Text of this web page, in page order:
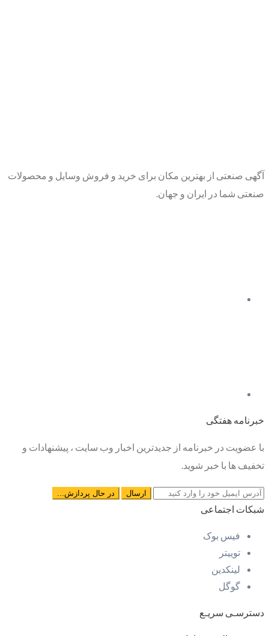
آگهی صنعتی از بهترین مکان برای خرید و فروش وسایل و محصولات
صنعتی شما در ایران و جهان.
خبرنامه هفتگی
با عضویت در خبرنامه از جدیدترین اخبار وب سایت ، پیشنهادات و
تخفیف ها با خبر شوید.
شبکات اجتماعی
فیس بوک
توییتر
لینکدین
گوگل
دسترسـی سریـع